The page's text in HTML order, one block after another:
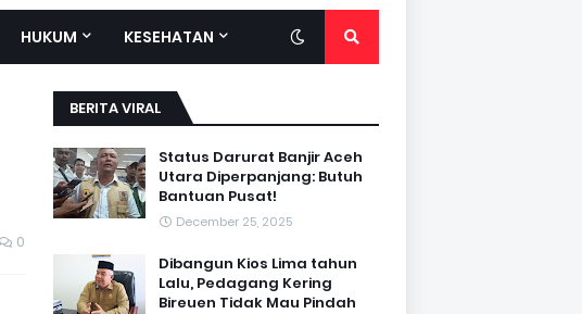
HUKUM KESEHATAN
0
BERITA VIRAL
Status Darurat Banjir Aceh
Utara Diperpanjang: Butuh
Bantuan Pusat!
December 25, 2025
Dibangun Kios Lima tahun
Lalu, Pedagang Kering
Bireuen Tidak Mau Pindah